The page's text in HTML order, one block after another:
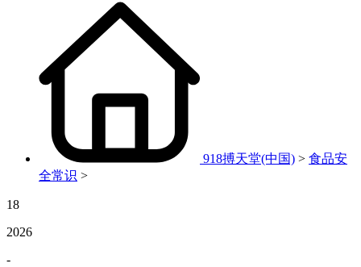
918搏天堂(中国) > 食品安
全常识 >
18
2026
-